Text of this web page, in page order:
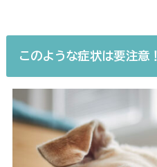
このような症状は要注意！